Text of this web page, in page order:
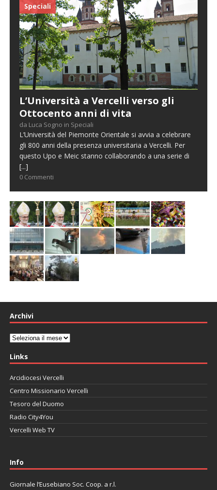
Speciali
L’Università a Vercelli verso gli
Ottocento anni di vita
da Luca Sogno in Speciali
L’Università del Piemonte Orientale si avvia a celebrare
gli 800 anni della presenza universitaria a Vercelli. Per
questo Upo e Meic stanno collaborando a una serie di
[...]
0 Commenti
Archivi
Archivi
Links
Arcidiocesi Vercelli
Centro Missionario Vercelli
Tesoro del Duomo
Radio City4You
Vercelli Web TV
Info
Giornale l’Eusebiano Soc. Coop. a r.l.